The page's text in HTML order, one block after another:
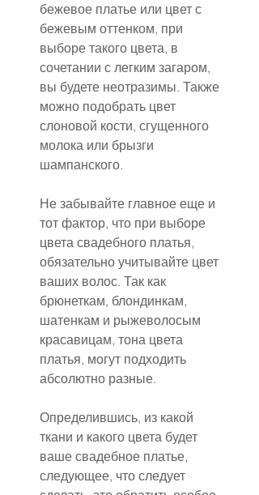
бежевое платье или цвет с
бежевым оттенком, при
выборе такого цвета, в
сочетании с легким загаром,
вы будете неотразимы. Также
можно подобрать цвет
слоновой кости, сгущенного
молока или брызги
шампанского.
Не забывайте главное еще и
тот фактор, что при выборе
цвета свадебного платья,
обязательно учитывайте цвет
ваших волос. Так как
брюнеткам, блондинкам,
шатенкам и рыжеволосым
красавицам, тона цвета
платья, могут подходить
абсолютно разные.
Определившись, из какой
ткани и какого цвета будет
ваше свадебное платье,
следующее, что следует